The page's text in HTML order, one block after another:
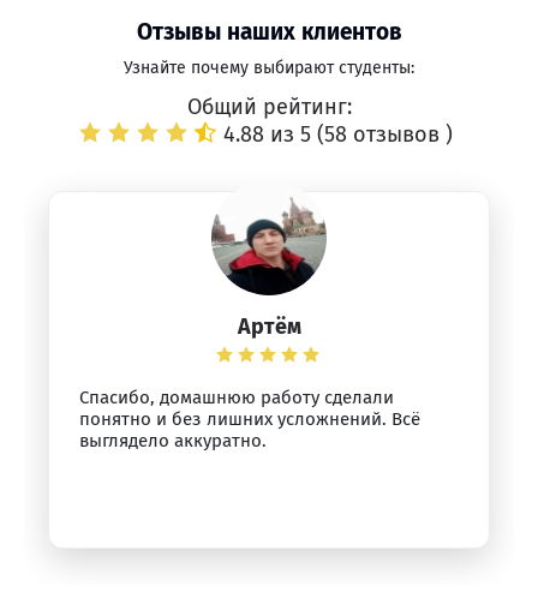
Отзывы наших клиентов
Узнайте почему выбирают студенты:
Общий рейтинг:
4.88 из 5 (58 отзывов )
Артём
Спасибо, домашнюю работу сделали
понятно и без лишних усложнений. Всё
выглядело аккуратно.